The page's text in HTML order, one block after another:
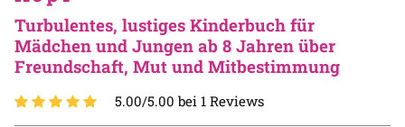
Turbulentes, lustiges Kinderbuch für
Mädchen und Jungen ab 8 Jahren über
Freundschaft, Mut und Mitbestimmung
5.00/5.00 bei 1 Reviews